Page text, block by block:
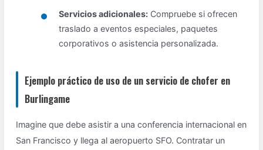
Servicios adicionales: Compruebe si ofrecen
traslado a eventos especiales, paquetes
corporativos o asistencia personalizada.
Ejemplo práctico de uso de un servicio de chofer en
Burlingame
Imagine que debe asistir a una conferencia internacional en
San Francisco y llega al aeropuerto SFO. Contratar un